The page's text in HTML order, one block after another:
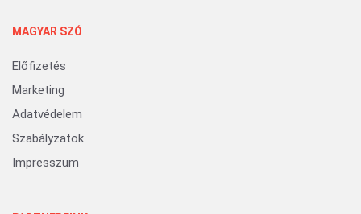
MAGYAR SZÓ
Előfizetés
Marketing
Adatvédelem
Szabályzatok
Impresszum